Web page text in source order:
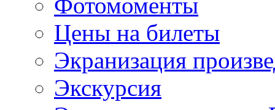
Фотомоменты
Цены на билеты
Экранизация
Экскурсия